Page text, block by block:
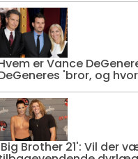
er Vance
'bror, og
Brother 21': Vil der